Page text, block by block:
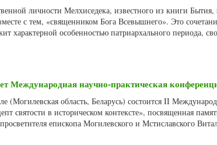
личности Мелхиседека, известного из книги Бытия,
с тем, «священником Бога Всевышнего». Это
характерной особенностью патриархального периода,
Международная научно-практическая
(Могилевская область, Беларусь) состоится II
святости в историческом контексте», посвященная
епископа Могилевского и Мстиславского